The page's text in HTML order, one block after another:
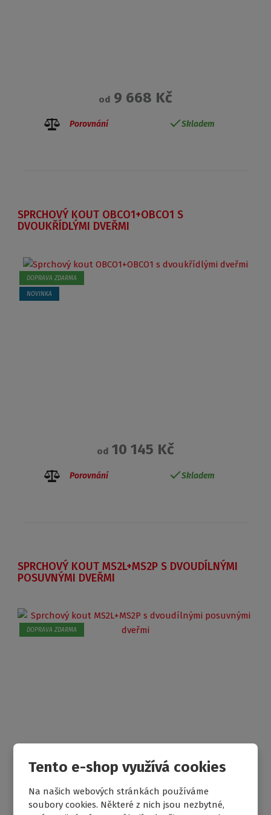
Tento e-shop využívá cookies
Na našich webových stránkách používáme
soubory cookies. Některé z nich jsou nezbytné,
od 9 668 Kč
Porovnání Skladem
SPRCHOVÝ KOUT OBCO1+OBCO1 S
DVOUKŘÍDLÝMI DVEŘMI
DOPRAVA ZDARMA
NOVINKA
od 10 145 Kč
Porovnání Skladem
SPRCHOVÝ KOUT MS2L+MS2P S DVOUDÍLNÝMI
POSUVNÝMI DVEŘMI
DOPRAVA ZDARMA
od10 953 Kč